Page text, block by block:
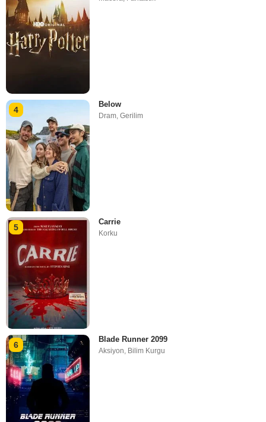
4
Below
Dram,Gerilim
5
Carrie
Korku
6
Blade Runner 2099
Aksiyon, Bilim Kurgu